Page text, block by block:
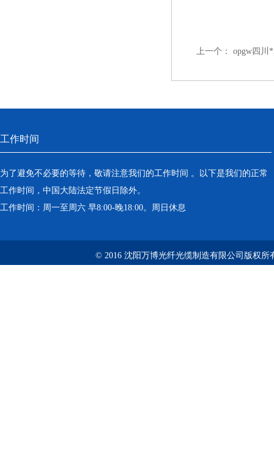
上一个： opgw四川
工作时间
为了避免不必要的等待，敬请注意我们的工作时间 。以下是我们的正常
工作时间，中国大陆法定节假日除外。
工作时间：周一至周六 早8:00-晚18:00。周日休息
© 2016 沈阳万博光纤光缆制造有限公司版权所